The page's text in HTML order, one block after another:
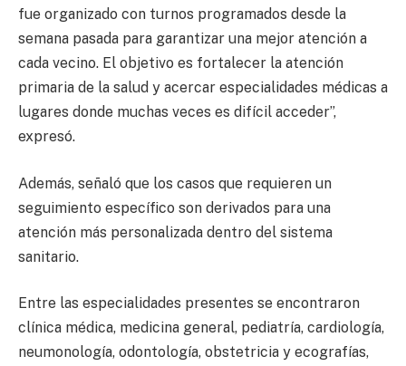
fue organizado con turnos programados desde la
semana pasada para garantizar una mejor atención a
cada vecino. El objetivo es fortalecer la atención
primaria de la salud y acercar especialidades médicas a
lugares donde muchas veces es difícil acceder”,
expresó.
Además, señaló que los casos que requieren un
seguimiento específico son derivados para una
atención más personalizada dentro del sistema
sanitario.
Entre las especialidades presentes se encontraron
clínica médica, medicina general, pediatría, cardiología,
neumonología, odontología, obstetricia y ecografías,